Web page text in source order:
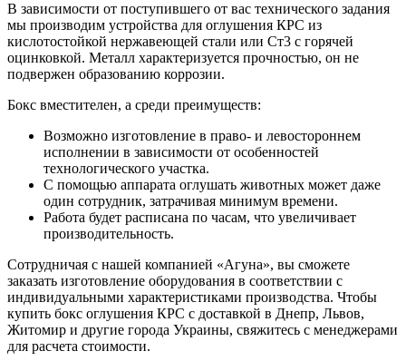
В зависимости от поступившего от вас технического задания
мы производим устройства для оглушения КРС из
кислотостойкой нержавеющей стали или Ст3 с горячей
оцинковкой. Металл характеризуется прочностью, он не
подвержен образованию коррозии.
Бокс вместителен, а среди преимуществ:
Возможно изготовление в право- и левостороннем
исполнении в зависимости от особенностей
технологического участка.
С помощью аппарата оглушать животных может даже
один сотрудник, затрачивая минимум времени.
Работа будет расписана по часам, что увеличивает
производительность.
Сотрудничая с нашей компанией «Агуна», вы сможете
заказать изготовление оборудования в соответствии с
индивидуальными характеристиками производства. Чтобы
купить бокс оглушения КРС с доставкой в Днепр, Львов,
Житомир и другие города Украины, свяжитесь с менеджерами
для расчета стоимости.